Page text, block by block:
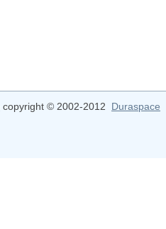
copyright © 2002-2012 Duraspace